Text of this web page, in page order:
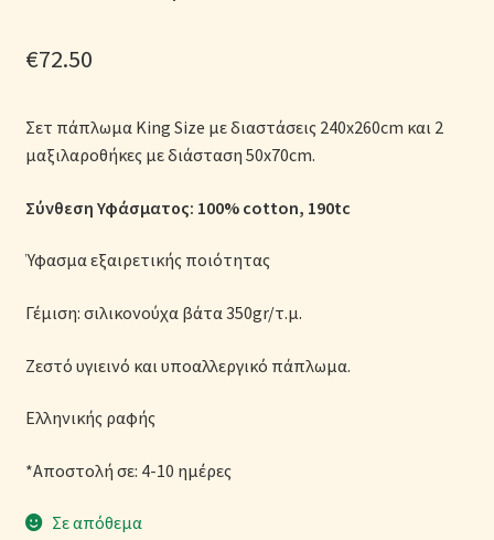
Όροι Χρήσης
Παπλώματα για Ζεστασιά & Άνεση
Παπλωματοθήκες
Πικέ Κουβέρτες
Πληρωμές
Πολιτική cookie
€72.50
Σετ πάπλωμα King Size με διαστάσεις 240x260cm και 2
μαξιλαροθήκες με διάσταση 50x70cm.
Σύνθεση Υφάσματος: 100% cotton, 190tc
Ύφασμα εξαιρετικής ποιότητας
Γέμιση: σιλικονούχα βάτα 350gr/τ.μ.
Ζεστό υγιεινό και υποαλλεργικό πάπλωμα.
Ελληνικής ραφής
*Αποστολή σε: 4-10 ημέρες
Σε απόθεμα